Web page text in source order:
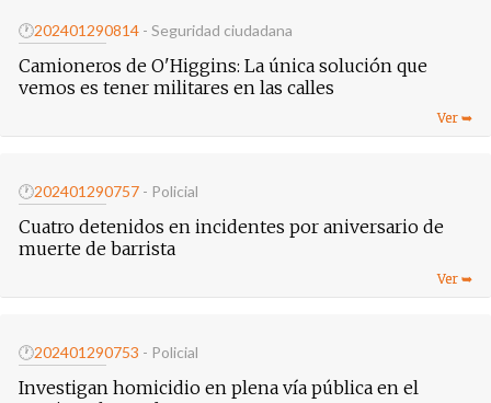
🕐202401290814 - Seguridad ciudadana
Camioneros de O'Higgins: La única solución que
vemos es tener militares en las calles
🕐202401290757 - Policial
Cuatro detenidos en incidentes por aniversario de
muerte de barrista
🕐202401290753 - Policial
Investigan homicidio en plena vía pública en el